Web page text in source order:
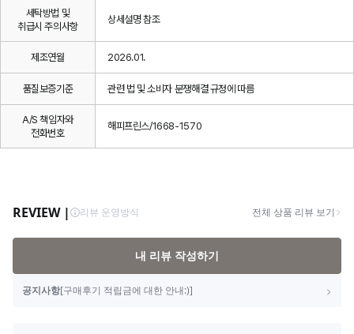
세탁방법 및
취급시 주의사항
상세설명 참조
제조연월 2026.01.
품질보증기준 관련 법 및 소비자 분쟁해결 규정에 따름
A/S 책임자와
전화번호
해피프린스/1668-1570